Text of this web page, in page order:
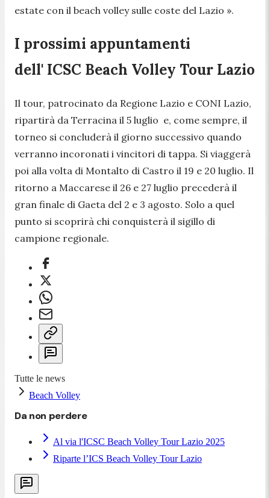
estate con il beach volley sulle coste del Lazio ».
I prossimi appuntamenti
dell' ICSC Beach Volley Tour Lazio
Il tour, patrocinato da Regione Lazio e CONI Lazio,
ripartirà da Terracina il 5 luglio e, come sempre, il
torneo si concluderà il giorno successivo quando
verranno incoronati i vincitori di tappa. Si viaggerà
poi alla volta di Montalto di Castro il 19 e 20 luglio. Il
ritorno a Maccarese il 26 e 27 luglio precederà il
gran finale di Gaeta del 2 e 3 agosto. Solo a quel
punto si scoprirà chi conquisterà il sigillo di
campione regionale.
Tutte le news
Beach Volley
Da non perdere
Al via l'ICSC Beach Volley Tour Lazio 2025
Riparte l’ICS Beach Volley Tour Lazio